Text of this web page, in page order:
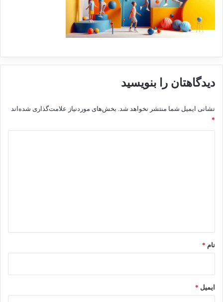
دیدگاهتان را بنویسید
نشانی ایمیل شما منتشر نخواهد شد. بخش‌های موردنیاز علامت‌گذاری شده‌اند
*
نام *
ایمیل *